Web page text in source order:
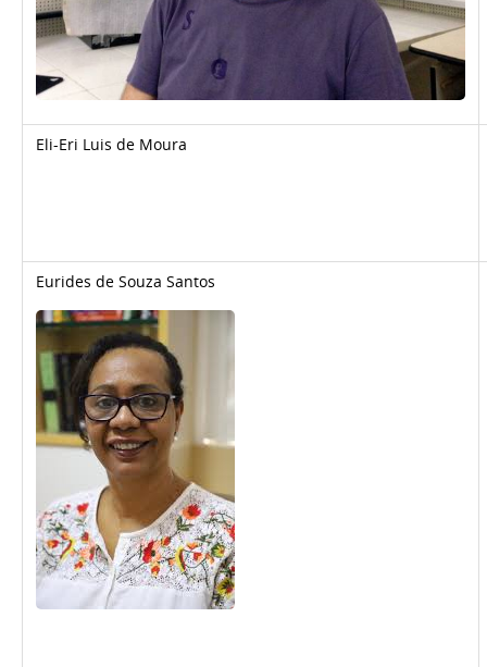
Eli-Eri Luis de Moura
Eurides de Souza Santos